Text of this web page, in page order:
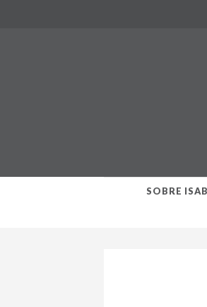
SOBRE